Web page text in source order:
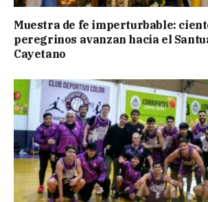
Muestra de fe imperturbable:
peregrinos avanzan hacia el
Cayetano